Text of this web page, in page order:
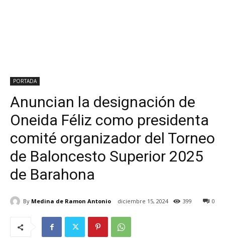
PORTADA
Anuncian la designación de
Oneida Féliz como presidenta
comité organizador del Torneo
de Baloncesto Superior 2025
de Barahona
By Medina de Ramon Antonio diciembre 15, 2024 0
399